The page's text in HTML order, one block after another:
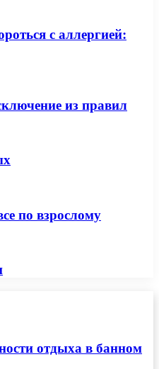
с аллергией:
из правил
по взрослому
отдыха в банном